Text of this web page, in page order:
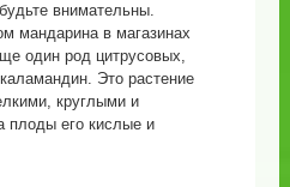
внимательны.
мандарина в магазинах
один род цитрусовых,
Это растение
круглыми и
плоды его кислые и